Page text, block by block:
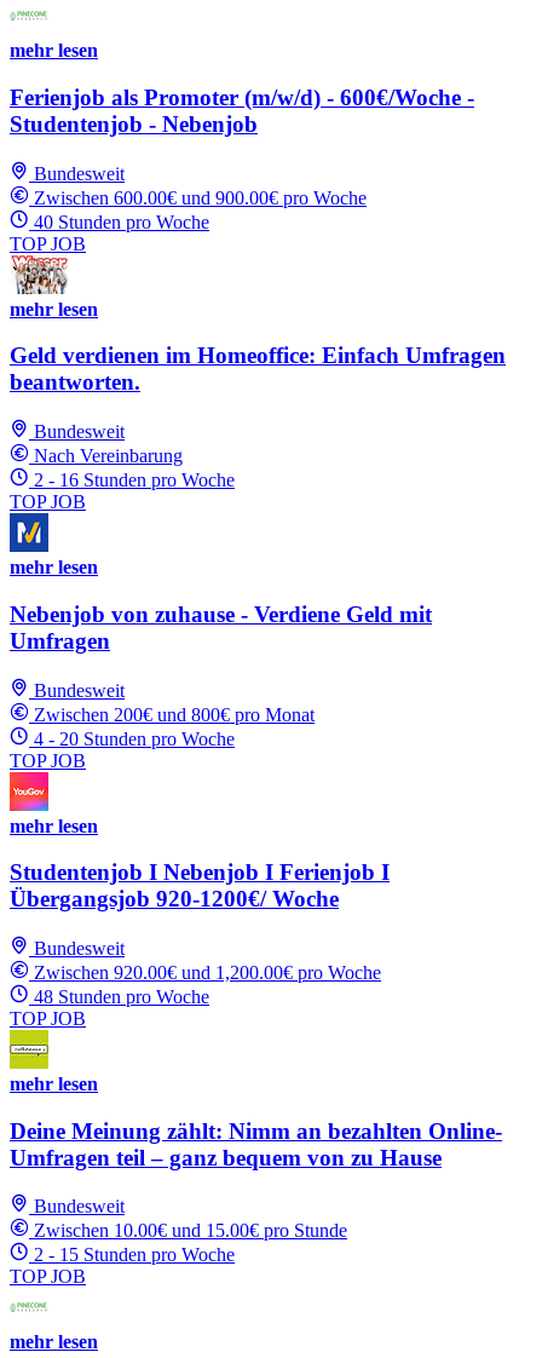
mehr lesen
Ferienjob als Promoter (m/w/d) - 600€/Woche -
Studentenjob - Nebenjob
Bundesweit
Zwischen 600.00€ und 900.00€ pro Woche
40 Stunden pro Woche
TOP JOB
mehr lesen
Geld verdienen im Homeoffice: Einfach Umfragen
beantworten.
Bundesweit
Nach Vereinbarung
2 - 16 Stunden pro Woche
TOP JOB
mehr lesen
Nebenjob von zuhause - Verdiene Geld mit
Umfragen
Bundesweit
Zwischen 200€ und 800€ pro Monat
4 - 20 Stunden pro Woche
TOP JOB
mehr lesen
Studentenjob I Nebenjob I Ferienjob I
Übergangsjob 920-1200€/ Woche
Bundesweit
Zwischen 920.00€ und 1,200.00€ pro Woche
48 Stunden pro Woche
TOP JOB
mehr lesen
Deine Meinung zählt: Nimm an bezahlten Online-
Umfragen teil – ganz bequem von zu Hause
Bundesweit
Zwischen 10.00€ und 15.00€ pro Stunde
2 - 15 Stunden pro Woche
TOP JOB
mehr lesen